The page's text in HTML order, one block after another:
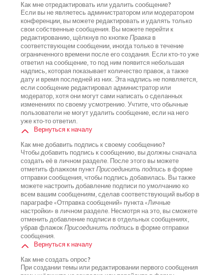
Как мне отредактировать или удалить сообщение?
Если вы не являетесь администратором или модератором
конференции, вы можете редактировать и удалять только
свои собственные сообщения. Вы можете перейти к
редактированию, щёлкнув по кнопкеПравкав
соответствующем сообщении, иногда только в течение
ограниченного времени после его создания. Если кто-то уже
ответил на сообщение, то под ним появится небольшая
надпись, которая показывает количество правок, а также
дату и время последней из них. Эта надпись не появляется,
если сообщение редактировал администратор или
модератор, хотя они могут сами написать о сделанных
изменениях по своему усмотрению. Учтите, что обычные
пользователи не могут удалить сообщение, если на него
уже кто-то ответил.
Вернуться к началу
Как мне добавить подпись к своему сообщению?
Чтобы добавить подпись к сообщению, вы должны сначала
создать её в личном разделе. После этого вы можете
отметить флажком пунктПрисоединить подпись в форме
отправки сообщения, чтобы подпись добавилась. Вы также
можете настроить добавление подписи по умолчанию ко
всем вашим сообщениям, сделав соответствующий выбор в
параграфе «Отправка сообщений» пункта «Личные
настройки» в личном разделе. Несмотря на это, вы сможете
отменить добавление подписи в отдельных сообщениях,
убрав флажокПрисоединить подпись в форме отправки
сообщения.
Вернуться к началу
Как мне создать опрос?
При создании темы или редактировании первого сообщения